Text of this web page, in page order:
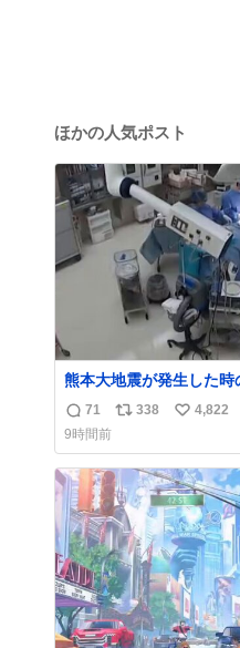
ほかの人気ポスト
熊本大地震が発生した時
像が公開されていたがと
x.com/nhk_news/statu…
news.web.nhk/
大地震 #手術室
返
信
数
71
リ
ス
ト
数
338
い
ね
数
4,822
9時間前